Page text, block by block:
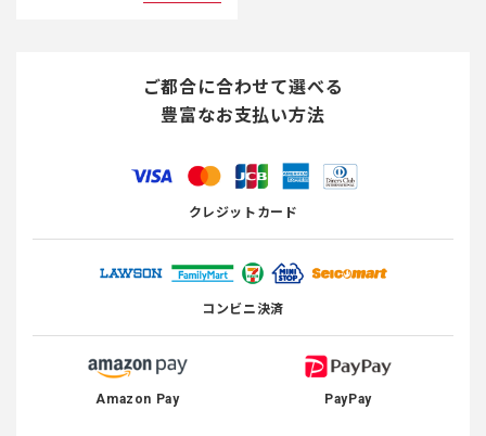
ご都合に合わせて選べる
豊富なお支払い方法
クレジットカード
コンビニ決済
Amazon Pay PayPay